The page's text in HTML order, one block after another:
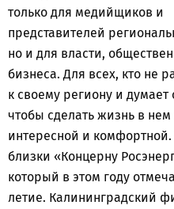
только для медийщиков и
представителей
но и для власти,
бизнеса. Для всех, кто не
к своему региону и думает
чтобы сделать жизнь в
интересной и комфортной.
близки «Концерну
который в этом году
летие. Калининградский